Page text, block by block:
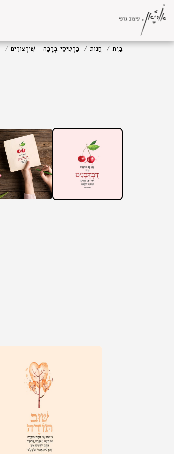
בַּיִת חֲנוּת כַּרְטִיסֵי בְּרָכָה - שִׁירְצוּרִים
אזל מהמלאי